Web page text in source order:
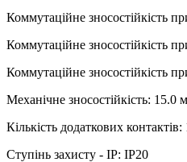
Коммутаційне зносостійкість
Коммутаційне зносостійкість
Коммутаційне зносостійкість
Механічне зносостійкість: 15.0
Кількість додаткових контактів:
Ступінь захисту - IP: IP20